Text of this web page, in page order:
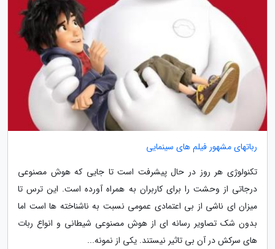
رباتهای مشهور فیلم های سینمایی
تکنولوژی هر روز در حال پیشرفت است تا جایی که هوش مصنوعی
درجاتی از وحشت را برای کاربران به همراه آورده است. این ترس تا
میزان ای ناشی از بی اعتمادی عمومی نسبت به ناشناخته ها است اما
بدون شک تصاویر رسانه ای از هوش مصنوعی شیطانی و انواع ربات
های سرکش در آن بی تاثیر نیستند. یکی از نمونه...